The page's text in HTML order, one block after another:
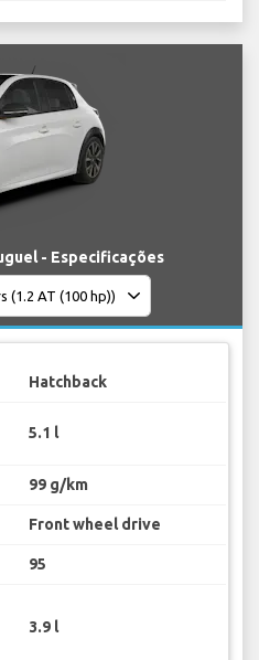
- Especificações
Hatchback
5.1 l
99 g/km
Front wheel drive
95
3.9 l